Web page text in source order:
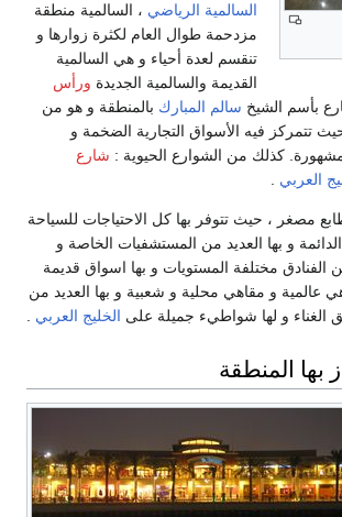
السالمية الرياضي ، السالمية منطقة
مزدحمة طوال العام لكثرة زوارها و
تنقسم لعدة أحياء و هي السالمية
القديمة والسالمية الجديدة ورأس
بأسم الشيخ سالم المبارك بالمنطقة و هو من
تتمركز فيه الأسواق التجارية الضخمة و
كذلك من الشوارع الحيوية : شارع
العربي .
مصغر ، حيث تتوفر بها كل الاحتياجات للسياحة
و بها العديد من المستشفيات الخاصة و
الفنادق مختلفة المستويات و بها اسواق قديمة
عالمية و مقاهي محلية و شعبية و بها العديد من
الغناء و لها شواطيء جميلة على الخليج العربي .
بها المنطقة